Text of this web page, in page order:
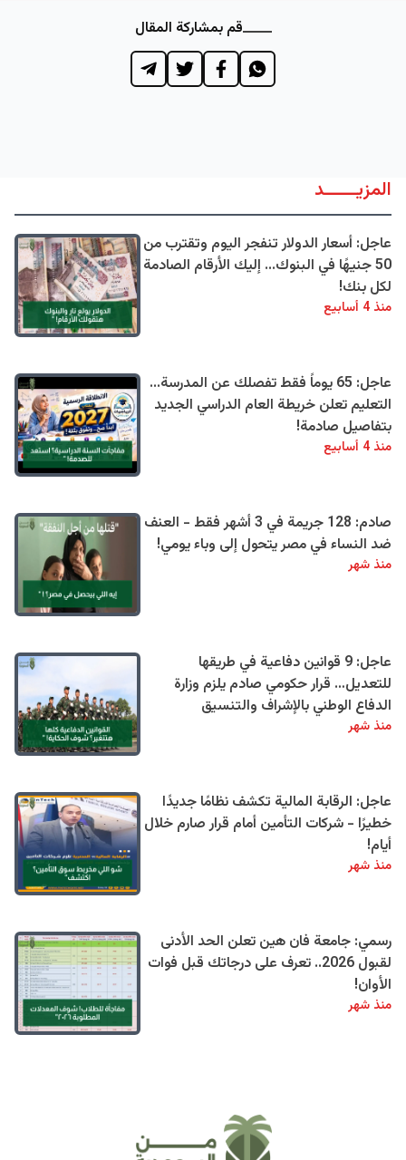
قم بمشاركة المقال
المزيــــــد
عاجل: أسعار الدولار تنفجر اليوم وتقترب من
50 جنيهًا في البنوك... إليك الأرقام الصادمة
لكل بنك!
منذ 4 أسابيع
عاجل: 65 يوماً فقط تفصلك عن المدرسة...
التعليم تعلن خريطة العام الدراسي الجديد
بتفاصيل صادمة!
منذ 4 أسابيع
صادم: 128 جريمة في 3 أشهر فقط - العنف
ضد النساء في مصر يتحول إلى وباء يومي!
منذ شهر
عاجل: 9 قوانين دفاعية في طريقها
للتعديل… قرار حكومي صادم يلزم وزارة
الدفاع الوطني بالإشراف والتنسيق
منذ شهر
عاجل: الرقابة المالية تكشف نظامًا جديدًا
خطيرًا - شركات التأمين أمام قرار صارم خلال
أيام!
منذ شهر
رسمي: جامعة فان هين تعلن الحد الأدنى
لقبول 2026.. تعرف على درجاتك قبل فوات
الأوان!
منذ شهر